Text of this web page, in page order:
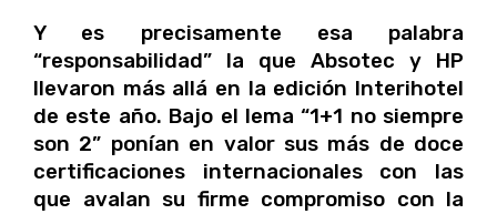
Y es precisamente esa palabra
“responsabilidad” la que Absotec y HP
llevaron más allá en la edición Interihotel
de este año. Bajo el lema “1+1 no siempre
son 2” ponían en valor sus más de doce
certificaciones internacionales con las
que avalan su firme compromiso con la